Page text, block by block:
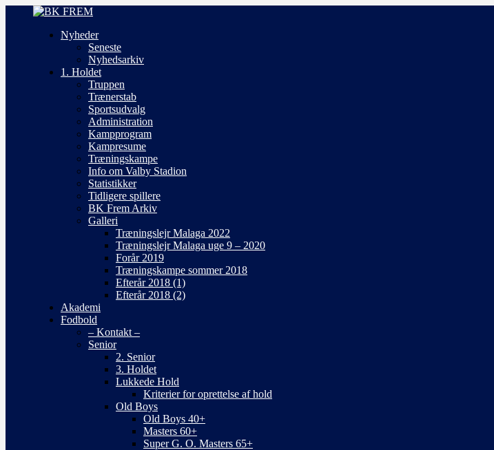
Nyheder
Seneste
Nyhedsarkiv
1. Holdet
Truppen
Trænerstab
Sportsudvalg
Administration
Kampprogram
Kampresume
Træningskampe
Info om Valby Stadion
Statistikker
Tidligere spillere
BK Frem Arkiv
Galleri
Træningslejr Malaga 2022
Træningslejr Malaga uge 9 – 2020
Forår 2019
Træningskampe sommer 2018
Efterår 2018 (1)
Efterår 2018 (2)
Akademi
Fodbold
– Kontakt –
Senior
2. Senior
3. Holdet
Lukkede Hold
Kriterier for oprettelse af hold
Old Boys
Old Boys 40+
Masters 60+
Super G. O. Masters 65+